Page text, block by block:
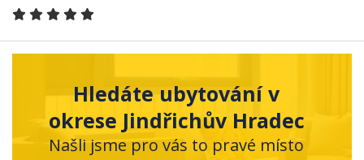
Hledáte ubytování v
okrese Jindřichův Hradec
Našli jsme pro vás to pravé místo